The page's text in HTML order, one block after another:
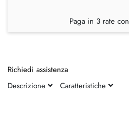
Paga in 3 rate con
Richiedi assistenza
Descrizione
Caratteristiche